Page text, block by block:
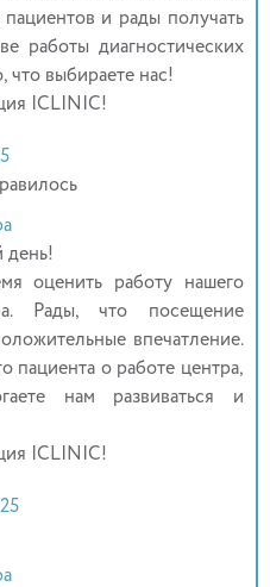
и рады получать
работы диагностических
что выбираете нас!
ICLINIC!
день!
оценить работу нашего
Рады, что посещение
впечатление.
пациента о работе центра,
нам развиваться и
ICLINIC!